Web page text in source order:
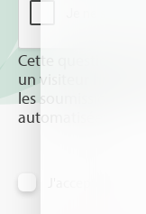
Cette question sert
un visiteur
les soumissions de
automatisées.